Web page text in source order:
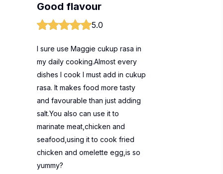
Good flavour
5.0
I sure use Maggie cukup rasa in
my daily cooking.Almost every
dishes I cook I must add in cukup
rasa. It makes food more tasty
and favourable than just adding
salt.You also can use it to
marinate meat,chicken and
seafood,using it to cook fried
chicken and omelette egg,is so
yummy?